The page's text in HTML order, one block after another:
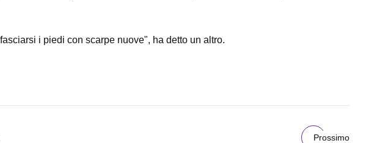
i piedi con scarpe nuove", ha detto un altro.
Prossimo